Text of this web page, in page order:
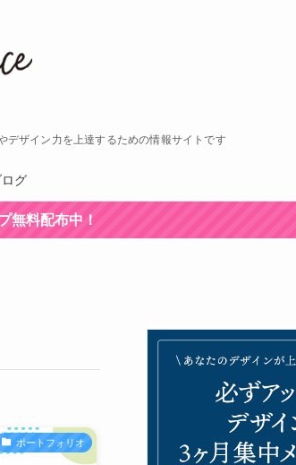
デザイン力を上達するための情報サイトです
ログ
無料配布中！
ポートフォリオ